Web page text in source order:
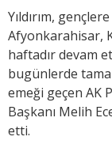
Yıldırım,
Afyonkarahisar,
haftadır devam
bugünlerde
emeği geçen AK
Başkanı Melih
etti.